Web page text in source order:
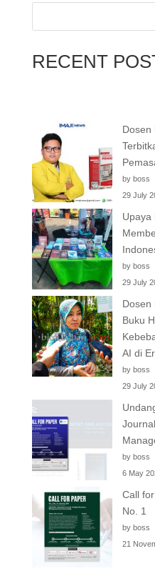
RECENT
Dosen
by boss
29 July
Upaya
by boss
29 July
Dosen
Buku
AI di
by boss
29 July
by boss
6 May
Call
No. 1
by boss
21